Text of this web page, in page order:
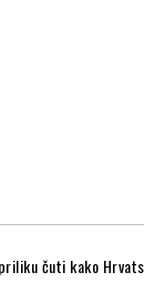
čuti kako